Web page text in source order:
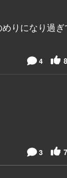
りになり過ぎ
4
3